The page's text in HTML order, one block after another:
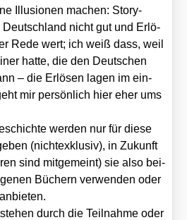
Illu­sio­nen machen: Sto­ry­
nicht gut und Erlö­
Rede wert; ich weiß dass, weil
hat­te, die den Deut­schen
– die Erlö­sen lagen im ein­
mir per­sön­lich hier eher ums
wer­den nur für die­se
(nicht­ex­klu­siv), in Zukunft
sind mit­ge­meint) sie also bei­
Büchern ver­wen­den oder
durch die Teil­nah­me oder